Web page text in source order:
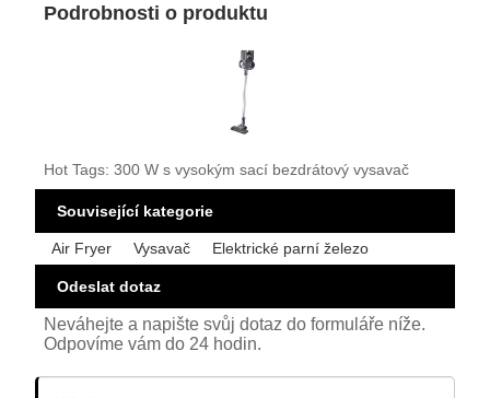
Podrobnosti o produktu
Hot Tags: 300 W s vysokým sací bezdrátový vysavač
Související kategorie
Air Fryer Vysavač Elektrické parní železo
Odeslat dotaz
Neváhejte a napište svůj dotaz do formuláře níže.
Odpovíme vám do 24 hodin.